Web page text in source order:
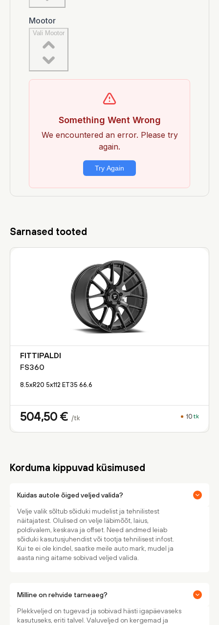
Sarnased tooted
FITTIPALDI
FS360
8.5xR20 5x112 ET35 66.6
504,50 € /tk 10 tk
Korduma kippuvad küsimused
Kuidas autole õiged veljed valida?
Velje valik sõltub sõiduki mudelist ja tehnilistest
näitajatest. Olulised on velje läbimõõt, laius,
poldivalem, keskava ja offset. Need andmed leiab
sõiduki kasutusjuhendist või tootja tehnilisest infost.
Kui te ei ole kindel, saatke meile auto mark, mudel ja
aasta ning aitame sobivad veljed valida.
Milline on rehvide tarneaeg?
Plekkveljed on tugevad ja sobivad hästi igapäevaseks
kasutuseks, eriti talvel. Valuveljed on kergemad ja